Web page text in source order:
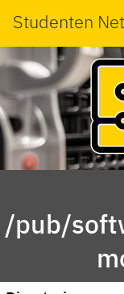
Studenten
/pub/